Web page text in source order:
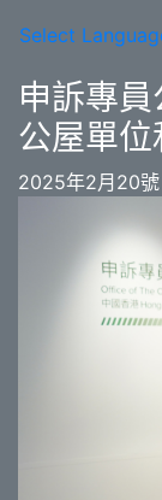
Select
申訴專
公屋單
2025年2月20